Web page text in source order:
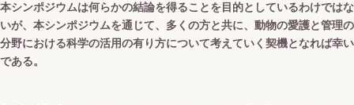
本シンポジウムは何らかの結論を得ることを目的としているわけではな
いが、本シンポジウムを通じて、多くの方と共に、動物の愛護と管理の
分野における科学の活用の有り方について考えていく契機となれば幸い
である。